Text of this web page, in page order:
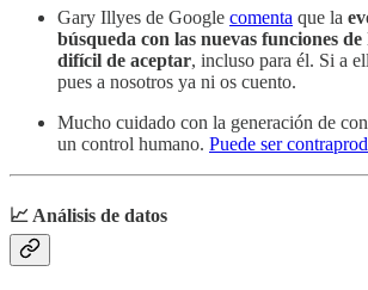
Gary Illyes de Google comenta que la
búsqueda con las nuevas funciones
difícil de aceptar, incluso para él. Si a
pues a nosotros ya ni os cuento.
Mucho cuidado con la generación de
un control humano. Puede ser
📈 Análisis de datos